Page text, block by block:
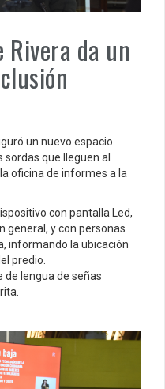
Rivera da un
un nuevo espacio
que lleguen al
oficina de informes a la
con pantalla Led,
general, y con personas
informando la ubicación
predio.
lengua de señas